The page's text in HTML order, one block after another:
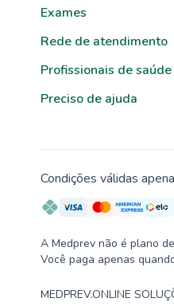
Exames
Rede de atendimento
Profissionais de saúde
Preciso de ajuda
Condições válidas
A Medprev não é plano
Você paga apenas
MEDPREV.ONLINE